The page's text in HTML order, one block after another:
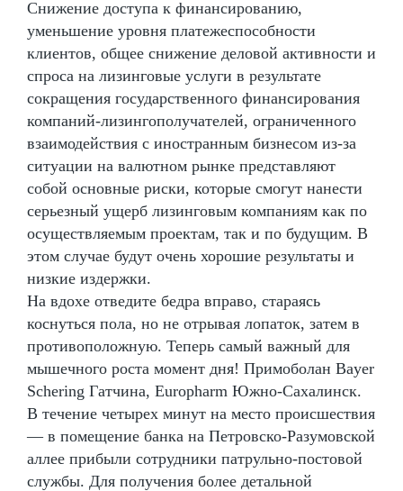
Снижение доступа к финансированию,
уменьшение уровня платежеспособности
клиентов, общее снижение деловой активности и
спроса на лизинговые услуги в результате
сокращения государственного финансирования
компаний-лизингополучателей, ограниченного
взаимодействия с иностранным бизнесом из-за
ситуации на валютном рынке представляют
собой основные риски, которые смогут нанести
серьезный ущерб лизинговым компаниям как по
осуществляемым проектам, так и по будущим. В
этом случае будут очень хорошие результаты и
низкие издержки.
На вдохе отведите бедра вправо, стараясь
коснуться пола, но не отрывая лопаток, затем в
противоположную. Теперь самый важный для
мышечного роста момент дня! Примоболан Bayer
Schering Гатчина, Europharm Южно-Сахалинск.
В течение четырех минут на место происшествия
— в помещение банка на Петровско-Разумовской
аллее прибыли сотрудники патрульно-постовой
службы. Для получения более детальной